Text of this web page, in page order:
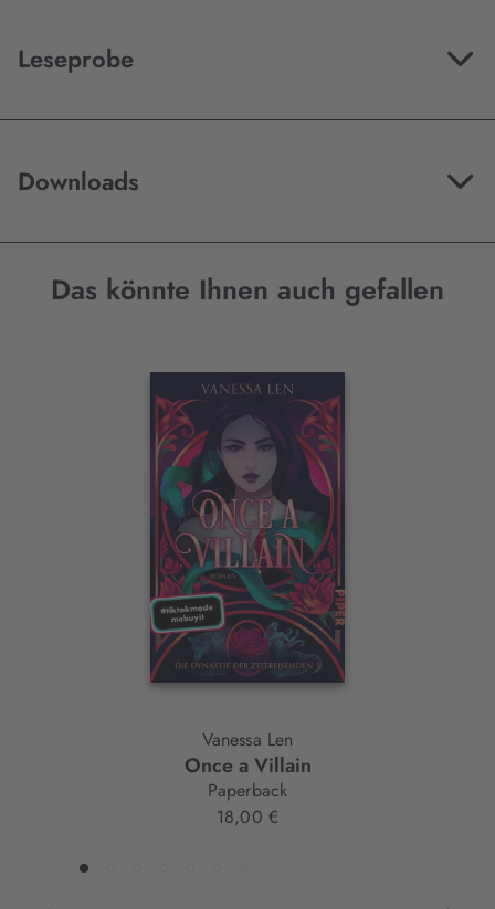
Leseprobe
Downloads
Das könnte Ihnen auch gefallen
Interaktives
Vanessa Len
Once a Villain
Paperback
18,00 €